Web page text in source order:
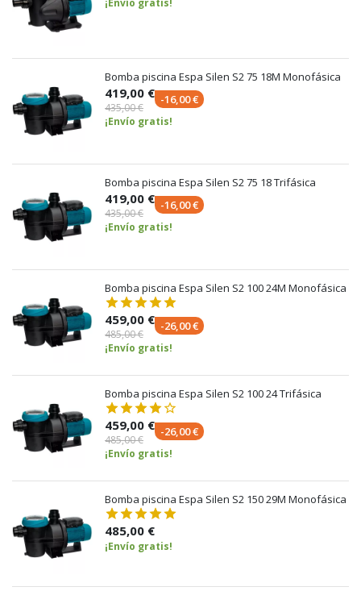
Bomba piscina Espa Silen S2 75 18M Monofásica
419,00 €
435,00 €
-16,00 €
¡Envío gratis!
Bomba piscina Espa Silen S2 75 18 Trifásica
419,00 €
435,00 €
-16,00 €
¡Envío gratis!
Bomba piscina Espa Silen S2 100 24M Monofásica
459,00 €
485,00 €
-26,00 €
¡Envío gratis!
Bomba piscina Espa Silen S2 100 24 Trifásica
459,00 €
485,00 €
-26,00 €
¡Envío gratis!
Bomba piscina Espa Silen S2 150 29M Monofásica
485,00 €
¡Envío gratis!